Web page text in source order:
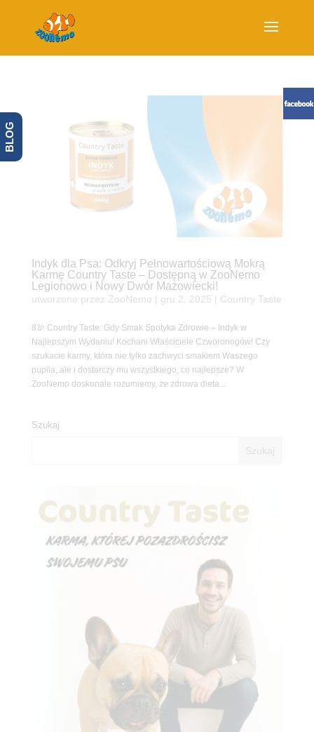
Indyk dla Psa: Odkryj Pełnowartościową Mokrą
Karmę Country Taste – Dostępną w ZooNemo
Legionowo i Nowy Dwór Mazowiecki!
utworzone przez ZooNemo gru 2, 2025 Country Taste
8🦃 Country Taste: Gdy Smak Spotyka Zdrowie – Indyk w
Najlepszym Wydaniu! Kochani Właściciele Czworonogów! Czy
szukacie karmy, która nie tylko zachwyci smakiem Waszego
pupila, ale i dostarczy mu wszystkiego, co najlepsze? W
ZooNemo doskonale rozumiemy, że zdrowa dieta...
Szukaj
BLOG